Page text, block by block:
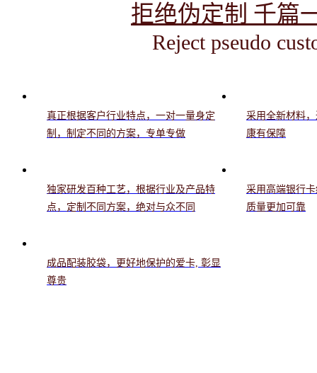
拒绝伪定制 千篇
Reject pseudo
真正根据客户行业特点，一对一量身定
制，制定不同的方案，专单专做
采用全新材料
康有保障
独家研发百种工艺，根据行业及产品特
点，定制不同方案，绝对与众不同
采用高端银行
质量更加可靠
成品配装胶袋，更好地保护的爱卡, 彰显
尊贵